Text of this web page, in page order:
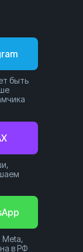
Meta,
в РФ
быть